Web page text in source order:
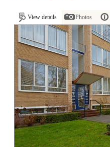
View details Photos